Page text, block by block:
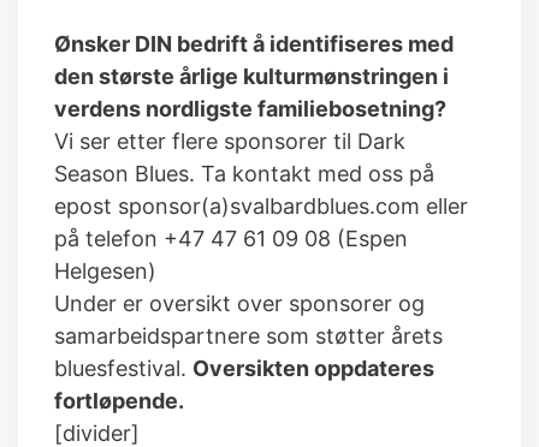
Ønsker DIN bedrift å identifiseres med
den største årlige kulturmønstringen i
verdens nordligste familiebosetning?
Vi ser etter flere sponsorer til Dark
Season Blues. Ta kontakt med oss på
epost sponsor(a)svalbardblues.com eller
på telefon +47 47 61 09 08 (Espen
Helgesen)
Under er oversikt over sponsorer og
samarbeidspartnere som støtter årets
bluesfestival. Oversikten oppdateres
fortløpende.
[divider]